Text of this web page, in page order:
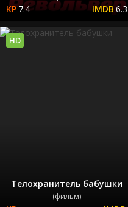
7.4 6.3
Телохранитель бабушки
(фильм)
HD